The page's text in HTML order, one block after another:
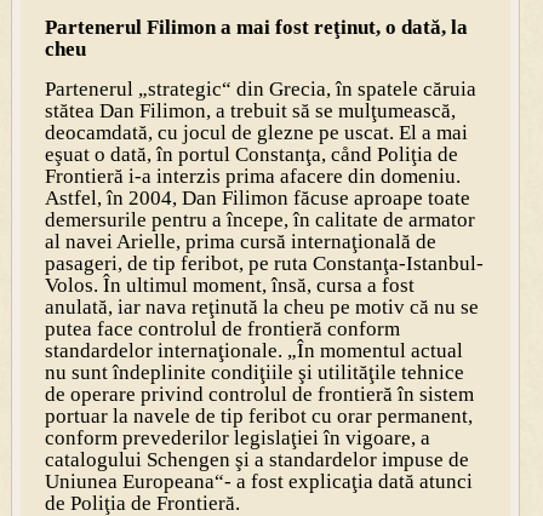
Partenerul Filimon a mai fost reţinut, o dată, la
cheu
Partenerul „strategic“ din Grecia, în spatele căruia
stătea Dan Filimon, a trebuit să se mulţumească,
deocamdată, cu jocul de glezne pe uscat. El a mai
eşuat o dată, în portul Constanţa, cånd Poliţia de
Frontieră i-a interzis prima afacere din domeniu.
Astfel, în 2004, Dan Filimon făcuse aproape toate
demersurile pentru a începe, în calitate de armator
al navei Arielle, prima cursă internaţională de
pasageri, de tip feribot, pe ruta Constanţa-Istanbul-
Volos. În ultimul moment, însă, cursa a fost
anulată, iar nava reţinută la cheu pe motiv că nu se
putea face controlul de frontieră conform
standardelor internaţionale. „În momentul actual
nu sunt îndeplinite condiţiile şi utilităţile tehnice
de operare privind controlul de frontieră în sistem
portuar la navele de tip feribot cu orar permanent,
conform prevederilor legislaţiei în vigoare, a
catalogului Schengen şi a standardelor impuse de
Uniunea Europeana“- a fost explicaţia dată atunci
de Poliţia de Frontieră.